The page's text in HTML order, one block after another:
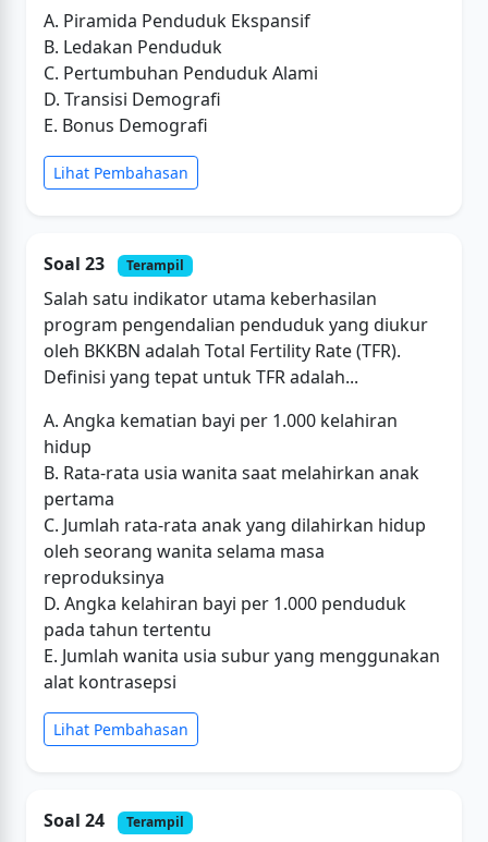
A. Piramida Penduduk Ekspansif
B. Ledakan Penduduk
C. Pertumbuhan Penduduk Alami
D. Transisi Demografi
E. Bonus Demografi
Lihat Pembahasan
Soal 23 Terampil
Salah satu indikator utama keberhasilan
program pengendalian penduduk yang diukur
oleh BKKBN adalah Total Fertility Rate (TFR).
Definisi yang tepat untuk TFR adalah...
A. Angka kematian bayi per 1.000 kelahiran
hidup
B. Rata-rata usia wanita saat melahirkan anak
pertama
C. Jumlah rata-rata anak yang dilahirkan hidup
oleh seorang wanita selama masa
reproduksinya
D. Angka kelahiran bayi per 1.000 penduduk
pada tahun tertentu
E. Jumlah wanita usia subur yang menggunakan
alat kontrasepsi
Lihat Pembahasan
Soal 24 Terampil